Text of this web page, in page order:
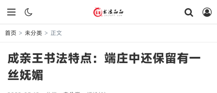
首页 > 未分类 > 正文
成亲王书法特点：端庄中还保留有一
丝妩媚